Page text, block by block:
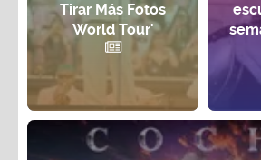
Tirar Más Fotos
World Tour'